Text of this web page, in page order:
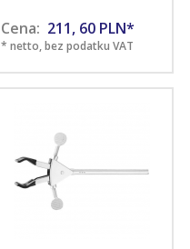
Cena: 211, 60 PLN*
* netto, bez podatku VAT